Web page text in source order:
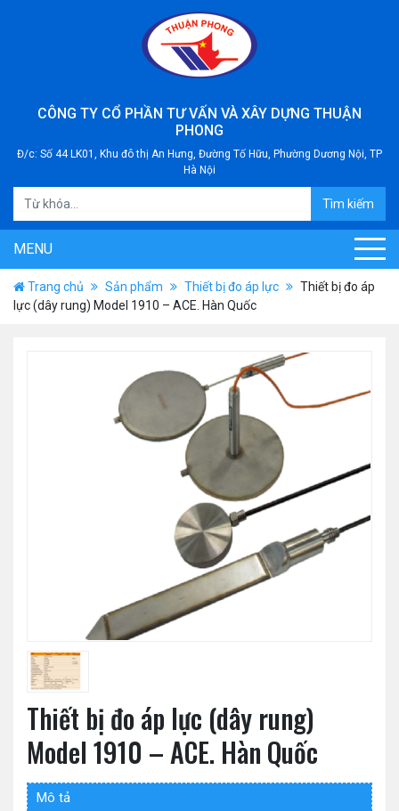
CÔNG TY CỔ PHẦN TƯ VẤN VÀ XÂY DỰNG THUẬN
PHONG
Đ/c: Số 44 LK01, Khu đô thị An Hưng, Đường Tố Hữu, Phường Dương Nội, TP
Hà Nội
Tìm kiếm
MENU
Trang chủ Sản phẩm Thiết bị đo áp lực
Thiết bị đo áp
lực (dây rung) Model 1910 – ACE. Hàn Quốc
Thiết bị đo áp lực (dây rung)
Model 1910 – ACE. Hàn Quốc
Mô tả